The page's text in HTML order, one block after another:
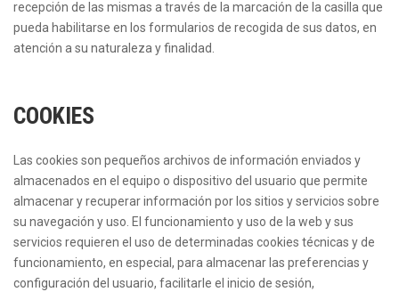
recepción de las mismas a través de la marcación de la casilla que
pueda habilitarse en los formularios de recogida de sus datos, en
atención a su naturaleza y finalidad.
COOKIES
Las cookies son pequeños archivos de información enviados y
almacenados en el equipo o dispositivo del usuario que permite
almacenar y recuperar información por los sitios y servicios sobre
su navegación y uso. El funcionamiento y uso de la web y sus
servicios requieren el uso de determinadas cookies técnicas y de
funcionamiento, en especial, para almacenar las preferencias y
configuración del usuario, facilitarle el inicio de sesión,